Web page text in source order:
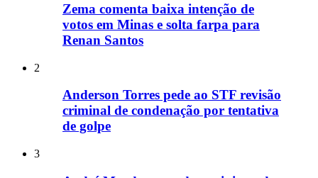
Zema comenta baixa intenção de
votos em Minas e solta farpa para
Renan Santos
2
Anderson Torres pede ao STF revisão
criminal de condenação por tentativa
de golpe
3